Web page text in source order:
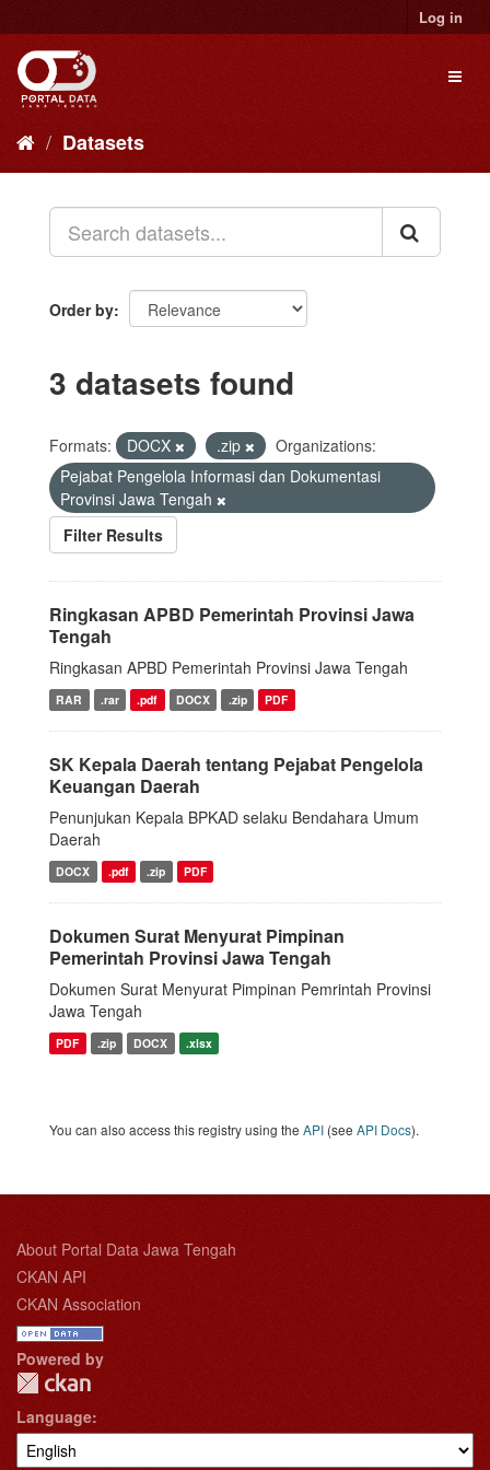
to
content
Log in
Datasets
Order by
3 datasets found
Formats: DOCX .zip
Organizations:
Pejabat Pengelola Informasi dan Dokumentasi
Provinsi Jawa Tengah
Filter Results
Ringkasan APBD Pemerintah Provinsi Jawa
Tengah
Ringkasan APBD Pemerintah Provinsi Jawa Tengah
RAR .rar .pdf DOCX .zip PDF
SK Kepala Daerah tentang Pejabat Pengelola
Keuangan Daerah
Penunjukan Kepala BPKAD selaku Bendahara Umum
Daerah
DOCX .pdf .zip PDF
Dokumen Surat Menyurat Pimpinan
Pemerintah Provinsi Jawa Tengah
Dokumen Surat Menyurat Pimpinan Pemrintah Provinsi
Jawa Tengah
PDF .zip DOCX .xlsx
You can also access this registry using the API (see API Docs).
About Portal Data Jawa Tengah
CKAN API
CKAN Association
Powered by
Language